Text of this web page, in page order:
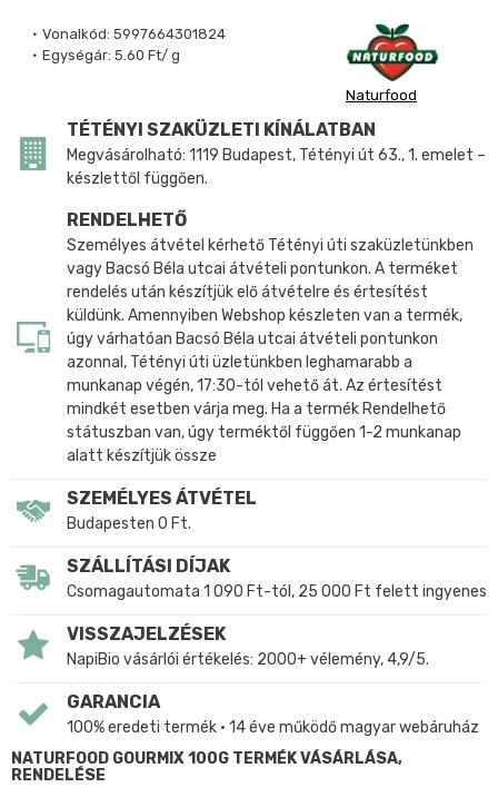
Vonalkód: 5997664301824
Egységár: 5.60 Ft/ g
Naturfood
TÉTÉNYI SZAKÜZLETI KÍNÁLATBAN
Megvásárolható: 1119 Budapest, Tétényi út 63., 1. emelet –
készlettől függően.
RENDELHETŐ
Személyes átvétel kérhető Tétényi úti szaküzletünkben
vagy Bacsó Béla utcai átvételi pontunkon. A terméket
rendelés után készítjük elő átvételre és értesítést
küldünk. Amennyiben Webshop készleten van a termék,
úgy várhatóan Bacsó Béla utcai átvételi pontunkon
azonnal, Tétényi úti üzletünkben leghamarabb a
munkanap végén, 17:30-tól vehető át. Az értesítést
mindkét esetben várja meg. Ha a termék Rendelhető
státuszban van, úgy terméktől függően 1-2 munkanap
alatt készítjük össze
SZEMÉLYES ÁTVÉTEL
Budapesten 0 Ft.
SZÁLLÍTÁSI DÍJAK
Csomagautomata 1 090 Ft-tól, 25 000 Ft felett ingyenes
VISSZAJELZÉSEK
NapiBio vásárlói értékelés: 2000+ vélemény, 4,9/5.
GARANCIA
100% eredeti termék • 14 éve működő magyar webáruház
NATURFOOD GOURMIX 100G TERMÉK VÁSÁRLÁSA,
RENDELÉSE